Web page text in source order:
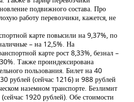
подвижного состава. Про
работу перевозчики, кажется, не
карте повысили на 9,37%, по
– на 12,5%. На
карте рост 8,33%, безнал –
Также проиндексирована
пользования. Билет на 40
рублей (сейчас 1216) и 988 рублей
наземном транспорте. Безлимит
1920 рублей). Обе стоимости